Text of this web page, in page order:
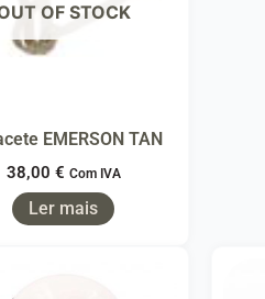
OF STOCK
EMERSON TAN
38,00 € Com IVA
Ler mais